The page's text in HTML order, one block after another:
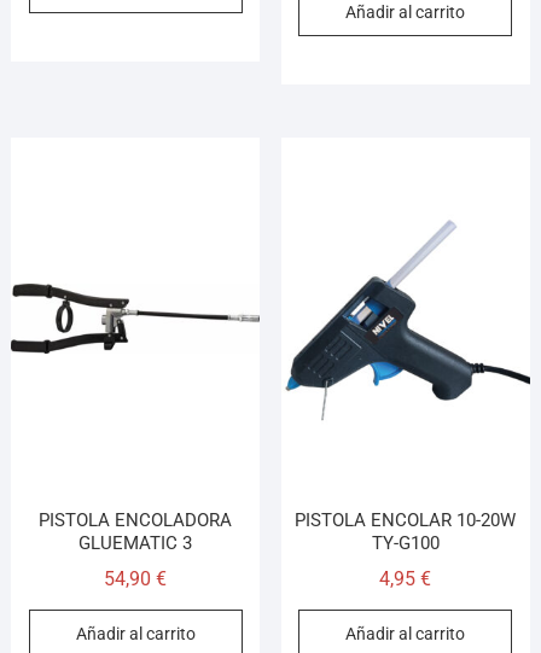
Añadir al carrito
PISTOLA ENCOLADORA
GLUEMATIC 3
54,90€
Añadir al carrito
PISTOLA ENCOLAR 10-20W
TY-G100
4,95€
Añadir al carrito